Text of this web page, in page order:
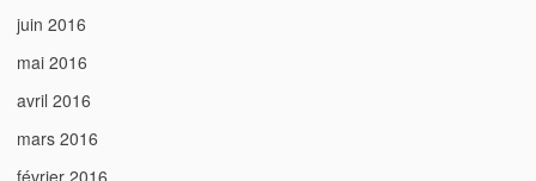
juin 2016
mai 2016
avril 2016
mars 2016